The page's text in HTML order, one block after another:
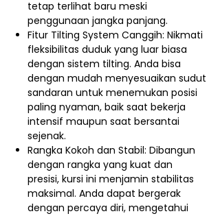
tetap terlihat baru meski
penggunaan jangka panjang.
Fitur Tilting System Canggih: Nikmati
fleksibilitas duduk yang luar biasa
dengan sistem tilting. Anda bisa
dengan mudah menyesuaikan sudut
sandaran untuk menemukan posisi
paling nyaman, baik saat bekerja
intensif maupun saat bersantai
sejenak.
Rangka Kokoh dan Stabil: Dibangun
dengan rangka yang kuat dan
presisi, kursi ini menjamin stabilitas
maksimal. Anda dapat bergerak
dengan percaya diri, mengetahui